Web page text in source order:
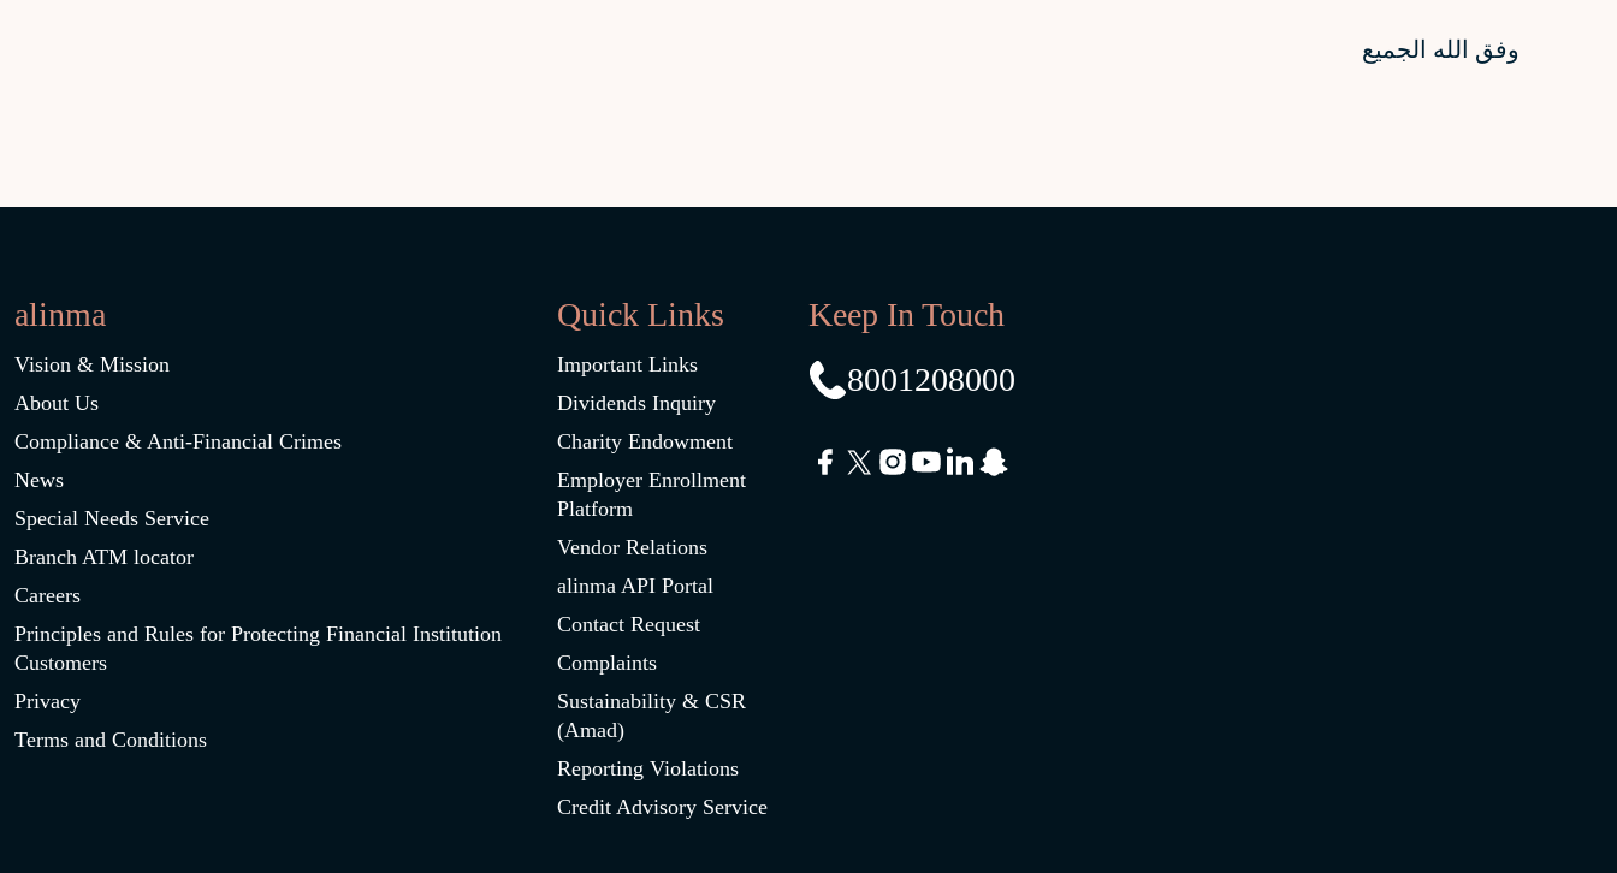
وفق الله الجميع
alinma
Vision & Mission
About Us
Compliance & Anti-Financial Crimes
News
Special Needs Service
Branch ATM locator
Careers
Principles and Rules for Protecting Financial Institution
Customers
Privacy
Terms and Conditions
Quick Links
Important Links
Dividends Inquiry
Charity Endowment
Employer Enrollment
Platform
Vendor Relations
alinma API Portal
Contact Request
Complaints
Sustainability & CSR
(Amad)
Reporting Violations
Credit Advisory Service
Keep In Touch
8001208000